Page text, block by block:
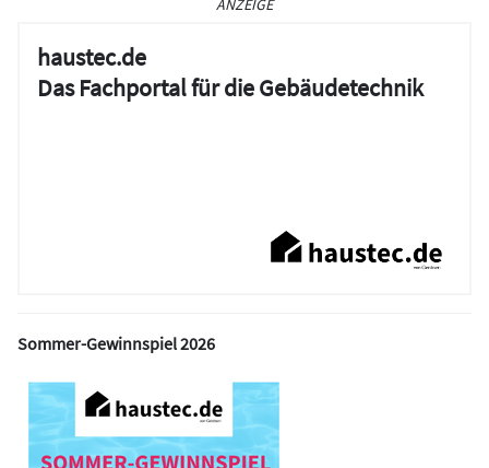
haustec.de
Das Fachportal für die Gebäudetechnik
Sommer-Gewinnspiel 2026